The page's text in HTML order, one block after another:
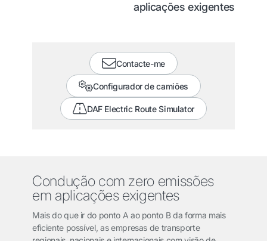
aplicações exigentes
Contacte-me
Configurador de camiões
DAF Electric Route Simulator
Condução com zero emissões
em aplicações exigentes
Mais do que ir do ponto A ao ponto B da forma mais
eficiente possível, as empresas de transporte